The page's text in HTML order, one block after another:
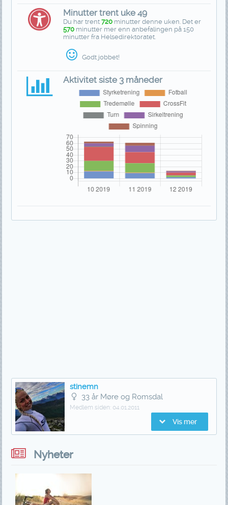
Minutter trent uke 49
Du har trent720 minutter denne uken. Det er
570 minutter mer enn anbefalingen på 150
minutter fra Helsedirektoratet.
Godt jobbet!
Aktivitet siste 3 måneder
stinemn
33 år Møre og Romsdal
Medlem siden: 04.01.2011
Vis mer
Nyheter